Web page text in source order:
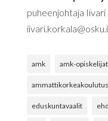
puheenjohtaja
amk amk-opiskelijat
ammattikorkeakoulutus
eduskuntavaalit